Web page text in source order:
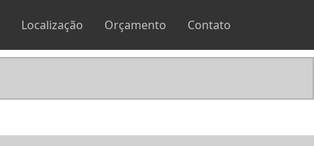
Localização Orçamento Contato